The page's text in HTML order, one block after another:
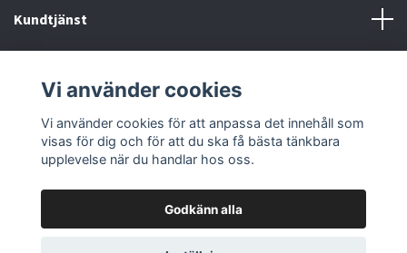
Kundtjänst
Sociala medier
© 2026 Fmoto Powered by Quickbutik
Vi använder cookies
Vi använder cookies för att anpassa det innehåll som
visas för dig och för att du ska få bästa tänkbara
upplevelse när du handlar hos oss.
Godkänn alla